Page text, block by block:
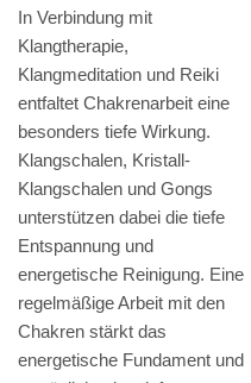
In Verbindung mit
Klangtherapie,
Klangmeditation und Reiki
entfaltet Chakrenarbeit eine
besonders tiefe Wirkung.
Klangschalen, Kristall-
Klangschalen und Gongs
unterstützen dabei die tiefe
Entspannung und
energetische Reinigung. Eine
regelmäßige Arbeit mit den
Chakren stärkt das
energetische Fundament und